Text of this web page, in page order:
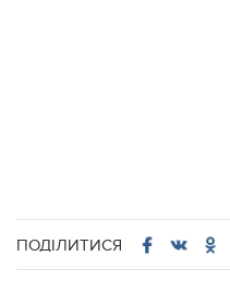
ПОДІЛИТИСЯ